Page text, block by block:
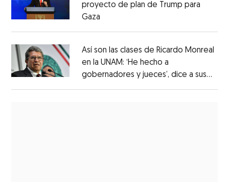
proyecto de plan de Trump para
Gaza
Así son las clases de Ricardo Monreal
en la UNAM: ‘He hecho a
gobernadores y jueces’, dice a sus
alumnos